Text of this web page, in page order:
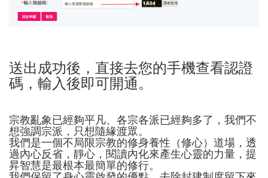
送出成功後，直接去您的手機查看認證
碼，輸入後即可開通。
宗教亂象已經夠平凡、各宗各派已經夠多了，我們不
想強調宗派，只想隨緣渡眾。
我們是一個不局限宗教的修身養性（修心）道場，透
過內心反省，靜心，閱讀內化來產生心靈的力量，提
昇智慧是最根本最簡單的修行。